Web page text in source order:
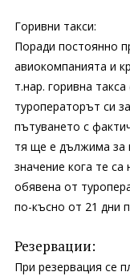
Горивни такси:
Поради постоянно
авиокомпанията и
т.нар. горивна
туроператорът си
пътуването с
тя ще е дължима за
значение кога те
обявена от
по-късно от 21 дни
Резервации:
При резервация се